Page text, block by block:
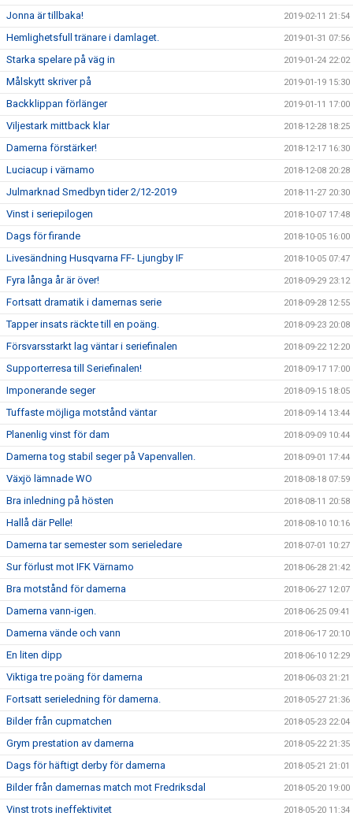
Jonna är tillbaka! 2019-02-11 21:54
Hemlighetsfull tränare i damlaget. 2019-01-31 07:56
Starka spelare på väg in 2019-01-24 22:02
Målskytt skriver på 2019-01-19 15:30
Backklippan förlänger 2019-01-11 17:00
Viljestark mittback klar 2018-12-28 18:25
Damerna förstärker! 2018-12-17 16:30
Luciacup i värnamo 2018-12-08 20:28
Julmarknad Smedbyn tider 2/12-2019 2018-11-27 20:30
Vinst i seriepilogen 2018-10-07 17:48
Dags för firande 2018-10-05 16:00
Livesändning Husqvarna FF- Ljungby IF 2018-10-05 07:47
Fyra långa år är över! 2018-09-29 23:12
Fortsatt dramatik i damernas serie 2018-09-28 12:55
Tapper insats räckte till en poäng. 2018-09-23 20:08
Försvarsstarkt lag väntar i seriefinalen 2018-09-22 12:20
Supporterresa till Seriefinalen! 2018-09-17 17:00
Imponerande seger 2018-09-15 18:05
Tuffaste möjliga motstånd väntar 2018-09-14 13:44
Planenlig vinst för dam 2018-09-09 10:44
Damerna tog stabil seger på Vapenvallen. 2018-09-01 17:44
Växjö lämnade WO 2018-08-18 07:59
Bra inledning på hösten 2018-08-11 20:58
Hallå där Pelle! 2018-08-10 10:16
Damerna tar semester som serieledare 2018-07-01 10:27
Sur förlust mot IFK Värnamo 2018-06-28 21:42
Bra motstånd för damerna 2018-06-27 12:07
Damerna vann-igen. 2018-06-25 09:41
Damerna vände och vann 2018-06-17 20:10
En liten dipp 2018-06-10 12:29
Viktiga tre poäng för damerna 2018-06-03 21:21
Fortsatt serieledning för damerna. 2018-05-27 21:36
Bilder från cupmatchen 2018-05-23 22:04
Grym prestation av damerna 2018-05-22 21:35
Dags för häftigt derby för damerna 2018-05-21 21:01
Bilder från damernas match mot Fredriksdal 2018-05-20 19:00
Vinst trots ineffektivitet 2018-05-20 11:34